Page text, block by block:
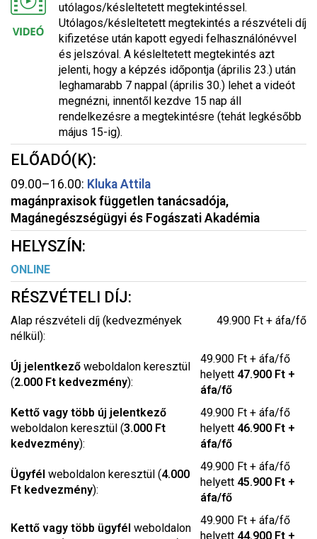
utólagos/késleltetett megtekintéssel.
Utólagos/késleltetett megtekintés a részvételi díj
kifizetése után kapott egyedi felhasználónévvel
és jelszóval. A késleltetett megtekintés azt
jelenti, hogy a képzés időpontja (április 23.) után
leghamarabb 7 nappal (április 30.) lehet a videót
megnézni, innentől kezdve 15 nap áll
rendelkezésre a megtekintésre (tehát legkésőbb
május 15-ig).
ELŐADÓ(K):
09.00–16.00: Kluka Attila
magánpraxisok független tanácsadója,
Magánegészségügyi és Fogászati Akadémia
HELYSZÍN:
ONLINE
RÉSZVÉTELI DÍJ:
Alap részvételi díj (kedvezmények
nélkül):
49.900 Ft + áfa/fő
Új jelentkező weboldalon keresztül
(2.000 Ft kedvezmény):
49.900 Ft + áfa/fő
helyett 47.900 Ft +
áfa/fő
Kettő vagy több új jelentkező
weboldalon keresztül (3.000 Ft
kedvezmény):
49.900 Ft + áfa/fő
helyett 46.900 Ft +
áfa/fő
Ügyfél weboldalon keresztül (4.000
Ft kedvezmény):
49.900 Ft + áfa/fő
helyett 45.900 Ft +
áfa/fő
Kettő vagy több ügyfél weboldalon
49.900 Ft + áfa/fő
helyett 44.900 Ft +